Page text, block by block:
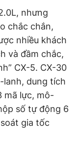
nhưng
chắc chắn,
nhiều khách
và đầm chắc,
CX-5. CX-30
lanh, dung tích
mã lực, mô-
số tự động 6
gia tốc